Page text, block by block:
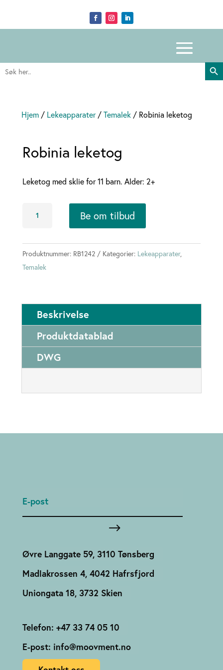
Search
for:
Search
Hjem/ Lekeapparater/Temalek/ Robinia leketog
Robinia leketog
Leketog med sklie for 11 barn. Alder: 2+
Be om tilbud
Produktnummer: RB1242 Kategorier: Lekeapparater,
Temalek
Beskrivelse
Produktdatablad
DWG
Øvre Langgate 59, 3110 Tønsberg
Madlakrossen 4, 4042 Hafrsfjord
Uniongata 18, 3732 Skien
Telefon: +47 33 74 05 10
E-post: info@moovment.no